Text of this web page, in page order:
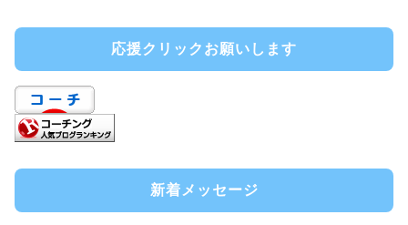
応援クリックお願いします
新着メッセージ